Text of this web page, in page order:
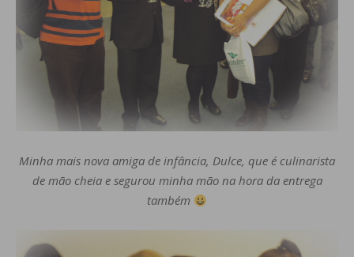
Minha mais nova amiga de infância, Dulce, que é culinarista
de mão cheia e segurou minha mão na hora da entrega
também